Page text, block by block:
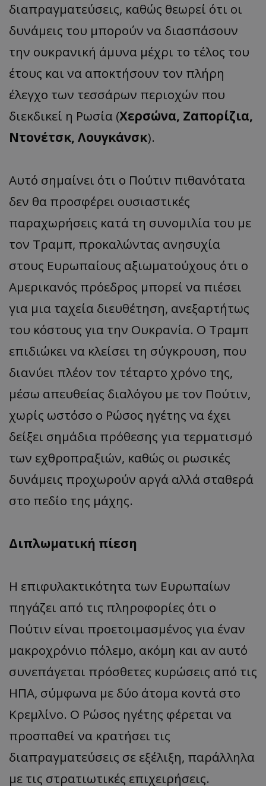
διαπραγματεύσεις, καθώς θεωρεί ότι οι
δυνάμεις του μπορούν να διασπάσουν
την ουκρανική άμυνα μέχρι το τέλος του
έτους και να αποκτήσουν τον πλήρη
έλεγχο των τεσσάρων περιοχών που
διεκδικεί η Ρωσία (Χερσώνα, Ζαπορίζια,
Ντονέτσκ, Λουγκάνσκ).
Αυτό σημαίνει ότι ο Πούτιν πιθανότατα
δεν θα προσφέρει ουσιαστικές
παραχωρήσεις κατά τη συνομιλία του με
τον Τραμπ, προκαλώντας ανησυχία
στους Ευρωπαίους αξιωματούχους ότι ο
Αμερικανός πρόεδρος μπορεί να πιέσει
για μια ταχεία διευθέτηση, ανεξαρτήτως
του κόστους για την Ουκρανία. Ο Τραμπ
επιδιώκει να κλείσει τη σύγκρουση, που
διανύει πλέον τον τέταρτο χρόνο της,
μέσω απευθείας διαλόγου με τον Πούτιν,
χωρίς ωστόσο ο Ρώσος ηγέτης να έχει
δείξει σημάδια πρόθεσης για τερματισμό
των εχθροπραξιών, καθώς οι ρωσικές
δυνάμεις προχωρούν αργά αλλά σταθερά
στο πεδίο της μάχης.
Διπλωματική πίεση
Η επιφυλακτικότητα των Ευρωπαίων
πηγάζει από τις πληροφορίες ότι ο
Πούτιν είναι προετοιμασμένος για έναν
μακροχρόνιο πόλεμο, ακόμη και αν αυτό
συνεπάγεται πρόσθετες κυρώσεις από τις
ΗΠΑ, σύμφωνα με δύο άτομα κοντά στο
Κρεμλίνο. Ο Ρώσος ηγέτης φέρεται να
προσπαθεί να κρατήσει τις
διαπραγματεύσεις σε εξέλιξη, παράλληλα
με τις στρατιωτικές επιχειρήσεις.